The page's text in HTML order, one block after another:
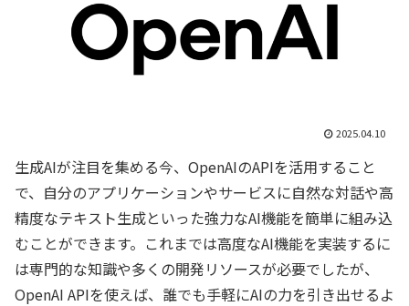
2025.04.10
生成AIが注目を集める今、OpenAIのAPIを活用すること
で、自分のアプリケーションやサービスに自然な対話や高
精度なテキスト生成といった強力なAI機能を簡単に組み込
むことができます。これまでは高度なAI機能を実装するに
は専門的な知識や多くの開発リソースが必要でしたが、
OpenAI APIを使えば、誰でも手軽にAIの力を引き出せるよ